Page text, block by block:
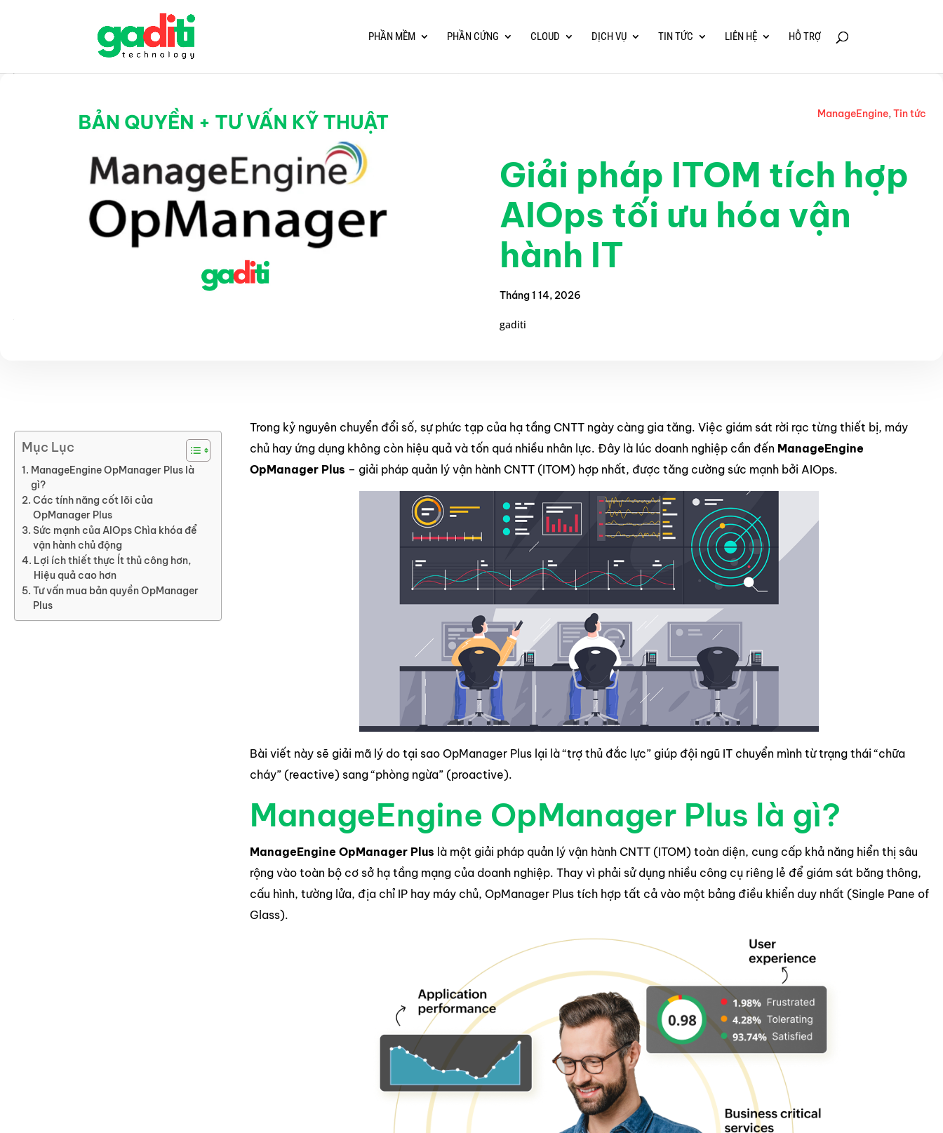
PHẦN MỀM PHẦN CỨNG CLOUD DỊCH VỤ TIN TỨC LIÊN HỆ HỖ TRỢ
ManageEngine,Tin tức
Giải pháp ITOM tích hợp
AIOps tối ưu hóa vận
hành IT
Tháng 1 14, 2026
gaditi
Mục Lục
ManageEngine OpManager Plus là
gì?
Các tính năng cốt lõi của
OpManager Plus
Sức mạnh của AIOps Chìa khóa để
vận hành chủ động
Lợi ích thiết thực Ít thủ công hơn,
Hiệu quả cao hơn
Tư vấn mua bản quyền OpManager
Plus
Trong kỷ nguyên chuyển đổi số, sự phức tạp của hạ tầng CNTT ngày càng gia tăng. Việc giám sát rời rạc từng thiết bị, máy
chủ hay ứng dụng không còn hiệu quả và tốn quá nhiều nhân lực. Đây là lúc doanh nghiệp cần đến ManageEngine
OpManager Plus – giải pháp quản lý vận hành CNTT (ITOM) hợp nhất, được tăng cường sức mạnh bởi AIOps.
Bài viết này sẽ giải mã lý do tại sao OpManager Plus lại là “trợ thủ đắc lực” giúp đội ngũ IT chuyển mình từ trạng thái “chữa
cháy” (reactive) sang “phòng ngừa” (proactive).
ManageEngine OpManager Plus là gì?
ManageEngine OpManager Plus là một giải pháp quản lý vận hành CNTT (ITOM) toàn diện, cung cấp khả năng hiển thị sâu
rộng vào toàn bộ cơ sở hạ tầng mạng của doanh nghiệp. Thay vì phải sử dụng nhiều công cụ riêng lẻ để giám sát băng thông,
cấu hình, tường lửa, địa chỉ IP hay máy chủ, OpManager Plus tích hợp tất cả vào một bảng điều khiển duy nhất (Single Pane of
Glass).